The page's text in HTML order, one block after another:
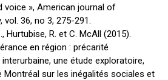
voice », American journal of
36, no 3, 275-291.
Hurtubise, R. et C. McAll (2015).
en région : précarité
une étude exploratoire,
Montréal sur les inégalités sociales et